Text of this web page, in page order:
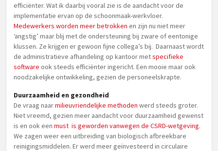
efficiënter. Wat ik daarbij vooral zie is de aandacht voor de
implementatie ervan op de schoonmaak-werkvloer.
Medewerkers worden meer betrokken en zijn nu niet meer
‘angstig’ maar blij met de ondersteuning bij zware of eentonige
klussen. Ze krijgen er gewoon fijne collega’s bij. Daarnaast wordt
de administratieve afhandeling op kantoor metspecifieke
software ook steeds efficiënter ingericht. Een mooie maar ook
noodzakelijke ontwikkeling, gezien de personeelskrapte.
Duurzaamheid en gezondheid
De vraag naarmilieuvriendelijke methoden werd steeds groter.
Niet vreemd, gezien meer aandacht voor duurzaamheid gewenst
is en ook een must is geworden vanwegen de CSRD-wetgeving.
We zagen weer een uitbreiding van biologisch afbreekbare
reinigingsmiddelen. Er werd meer geïnvesteerd in circulaire